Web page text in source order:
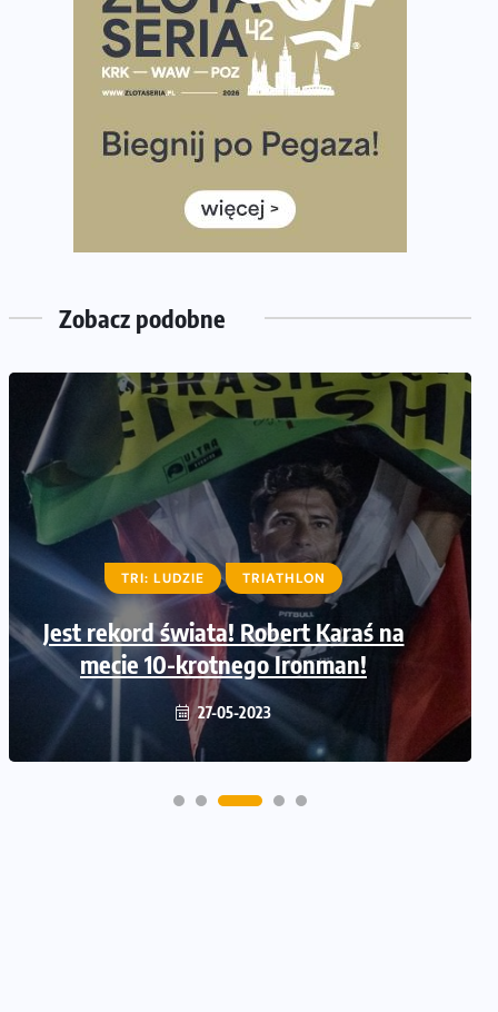
Już w ten weekend! Przed nami Nocny Portowy
Maraton i Półmaraton Szczeciński. Wszystko, co warto
Medal i koszulka 35. Biegu Powstania Warszawskiego.
Na listach startowych są jeszcze wolne miejsca
Jak zaplanować domowe cardio bez przepełniania
mieszkania sprzętem
Zobacz podobne
TRI: LUDZIE TRIATHLON
Jest rekord świata! Robert Karaś na
mecie 10-krotnego Ironman!
27-05-2023
LUDZIE TRIATHLON
Adrian Kostera ustanowił rekord
świata w pięciokrotnym IRONMAN!
30-06-2022